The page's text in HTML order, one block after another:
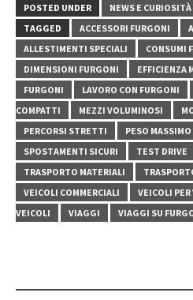
POSTED UNDER
NEWS E CURIOSITÀ
TAGGED
ACCESSORI FURGONI
ALLESTIMENTI SPECIALI
CONSUMI
DIMENSIONI FURGONI
EFFICIENZA
FURGONI
LAVORO CON FURGONI
COMPATTI
MEZZI VOLUMINOSI
PERCORSI STRETTI
PESO MASSIMO
SPOSTAMENTI SICURI
TEST DRIVE
TRASPORTO MATERIALI
VEICOLI COMMERCIALI
VEICOLI
VEICOLI
VIAGGI VIAGGI SU